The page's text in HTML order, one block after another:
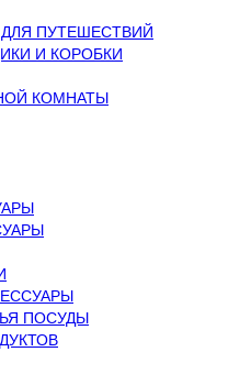
ПУТЕШЕСТВИЙ
И КОРОБКИ
КОМНАТЫ
ПОСУДЫ